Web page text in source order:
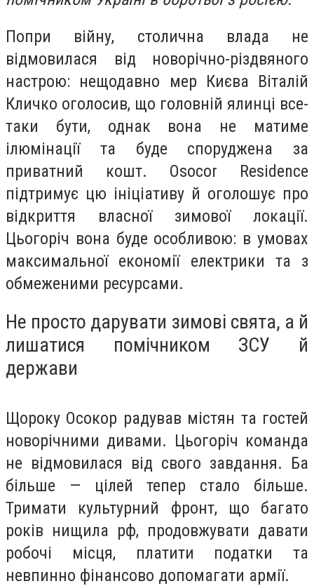
Попри війну, столична влада не
відмовилася від новорічно-різдвяного
настрою: нещодавно мер Києва Віталій
Кличко оголосив, що головній ялинці все-
таки бути, однак вона не матиме
ілюмінації та буде споруджена за
приватний кошт. Osocor Residence
підтримує цю ініціативу й оголошує про
відкриття власної зимової локації.
Цьогоріч вона буде особливою: в умовах
максимальної економії електрики та з
обмеженими ресурсами.
Не просто дарувати зимові свята, а й
лишатися помічником ЗСУ й
держави
Щороку Осокор радував містян та гостей
новорічними дивами. Цьогоріч команда
не відмовилася від свого завдання. Ба
більше — цілей тепер стало більше.
Тримати культурний фронт, що багато
років нищила рф, продовжувати давати
робочі місця, платити податки та
невпинно фінансово допомагати армії.